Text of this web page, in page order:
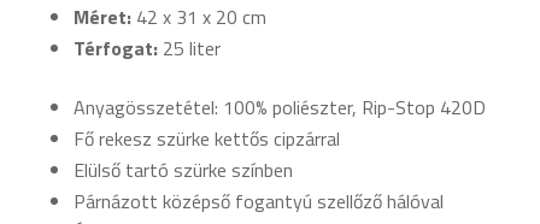
Méret: 42 x 31 x 20 cm
Térfogat: 25 liter
Anyagösszetétel: 100% poliészter, Rip-Stop 420D
Fő rekesz szürke kettős cipzárral
Elülső tartó szürke színben
Párnázott középső fogantyú szellőző hálóval